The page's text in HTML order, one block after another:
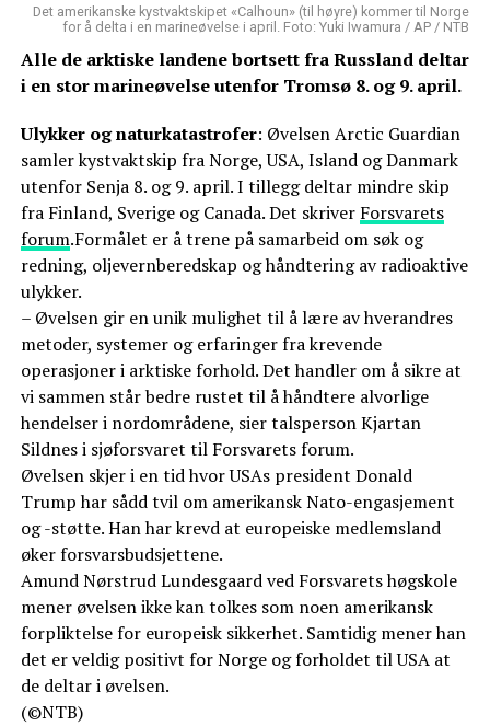
Det amerikanske kystvaktskipet «Calhoun» (til høyre) kommer til Norge
for å delta i en marineøvelse i april. Foto: Yuki Iwamura / AP / NTB
Alle de arktiske landene bortsett fra Russland deltar
i en stor marineøvelse utenfor Tromsø 8. og 9. april.
Ulykker og naturkatastrofer: Øvelsen Arctic Guardian
samler kystvaktskip fra Norge, USA, Island og Danmark
utenfor Senja 8. og 9. april. I tillegg deltar mindre skip
fra Finland, Sverige og Canada. Det skriver Forsvarets
forum.Formålet er å trene på samarbeid om søk og
redning, oljevernberedskap og håndtering av radioaktive
ulykker.
– Øvelsen gir en unik mulighet til å lære av hverandres
metoder, systemer og erfaringer fra krevende
operasjoner i arktiske forhold. Det handler om å sikre at
vi sammen står bedre rustet til å håndtere alvorlige
hendelser i nordområdene, sier talsperson Kjartan
Sildnes i sjøforsvaret til Forsvarets forum.
Øvelsen skjer i en tid hvor USAs president Donald
Trump har sådd tvil om amerikansk Nato-engasjement
og -støtte. Han har krevd at europeiske medlemsland
øker forsvarsbudsjettene.
Amund Nørstrud Lundesgaard ved Forsvarets høgskole
mener øvelsen ikke kan tolkes som noen amerikansk
forpliktelse for europeisk sikkerhet. Samtidig mener han
det er veldig positivt for Norge og forholdet til USA at
de deltar i øvelsen.
(©NTB)